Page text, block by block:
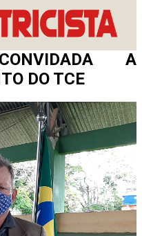
das prioridades da
A
DO TCE
ampliar o acesso da
pelo controle externo,
mais qualificado
de Rondônia para os
em realizar a cobertura
por meio do formulário